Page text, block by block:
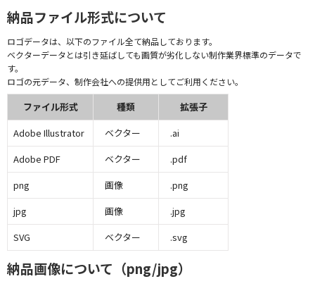
納品ファイル形式について
ロゴデータは、以下のファイル全て納品しております。
ベクターデータとは引き延ばしても画質が劣化しない制作業界標準のデータで
す。
ロゴの元データ、制作会社への提供用としてご利用ください。
ファイル形式 種類
拡張子
Adobe Illustrator
ベクター
.ai
Adobe PDF
ベクター
.pdf
png
画像
.png
jpg
画像
.jpg
SVG
ベクター .svg
納品画像について（png/jpg）